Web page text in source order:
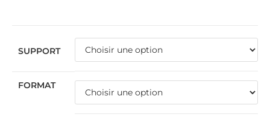
SUPPORT
FORMAT